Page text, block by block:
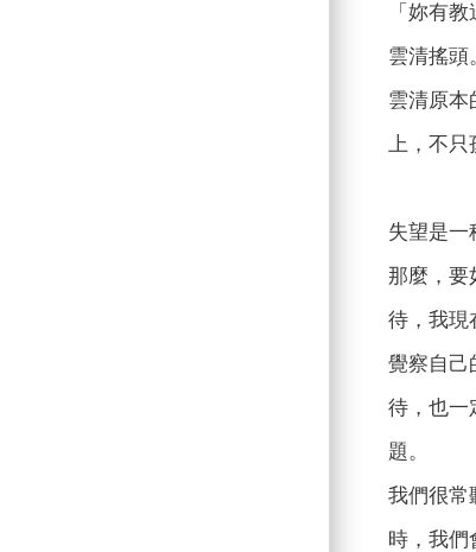
「妳有
雲清搖頭
雲清原本
上，不只
失望是一
那麼，要
待，我現
覺察自己
待，也一
題。
我們很常
時，我們